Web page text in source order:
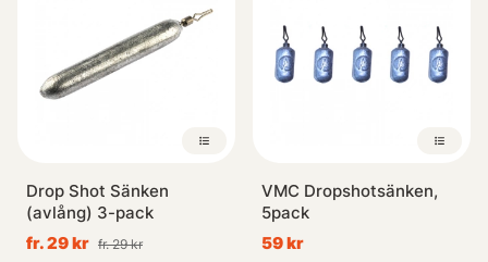
Drop Shot Sänken
(avlång) 3-pack
fr. 29 kr fr. 29 kr
VMC Dropshotsänken,
5pack
59 kr